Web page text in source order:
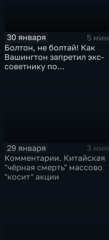
30 января
5 мин
Болтон, не болтай! Как
Вашингтон запретил экс-
советнику по
29 января
3 мин
Комментарии. Китайская
"чёрная смерть" массово
"косит" акции